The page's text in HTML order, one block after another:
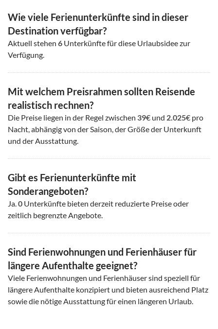
Wie viele Ferienunterkünfte sind in dieser
Destination verfügbar?
Aktuell stehen 6 Unterkünfte für diese Urlaubsidee zur
Verfügung.
Mit welchem Preisrahmen sollten Reisende
realistisch rechnen?
Die Preise liegen in der Regel zwischen 39€ und 2.025€ pro
Nacht, abhängig von der Saison, der Größe der Unterkunft
und der Ausstattung.
Gibt es Ferienunterkünfte mit
Sonderangeboten?
Ja.0 Unterkünfte bieten derzeit reduzierte Preise oder
zeitlich begrenzte Angebote.
Sind Ferienwohnungen und Ferienhäuser für
längere Aufenthalte geeignet?
Viele Ferienwohnungen und Ferienhäuser sind speziell für
längere Aufenthalte konzipiert und bieten ausreichend Platz
sowie die nötige Ausstattung für einen längeren Urlaub.